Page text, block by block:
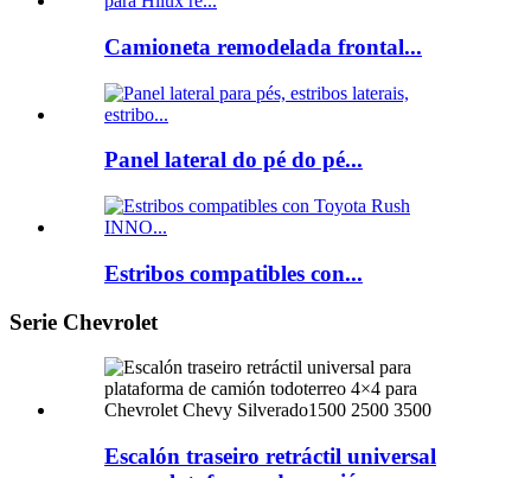
Camioneta remodelada frontal...
Panel lateral do pé do pé...
Estribos compatibles con...
Serie Chevrolet
Escalón traseiro retráctil universal